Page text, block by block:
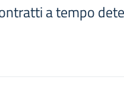
a tempo